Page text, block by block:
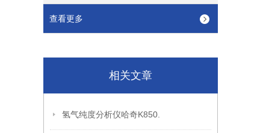
查看更多
相关文章
氢气纯度分析仪哈奇K850.